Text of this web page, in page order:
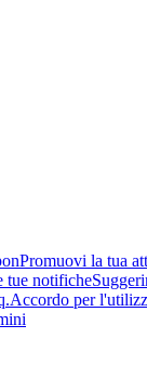
Promuovi la tua
tue notifiche
Accordo per